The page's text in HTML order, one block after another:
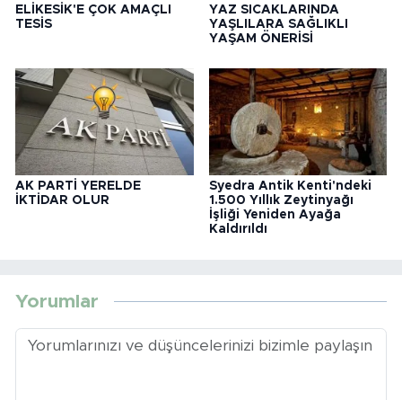
ELİKESİK'E ÇOK AMAÇLI
TESİS
YAZ SICAKLARINDA
YAŞLILARA SAĞLIKLI
YAŞAM ÖNERİSİ
AK PARTİ YERELDE
İKTİDAR OLUR
Syedra Antik Kenti'ndeki
1.500 Yıllık Zeytinyağı
İşliği Yeniden Ayağa
Kaldırıldı
Yorumlar